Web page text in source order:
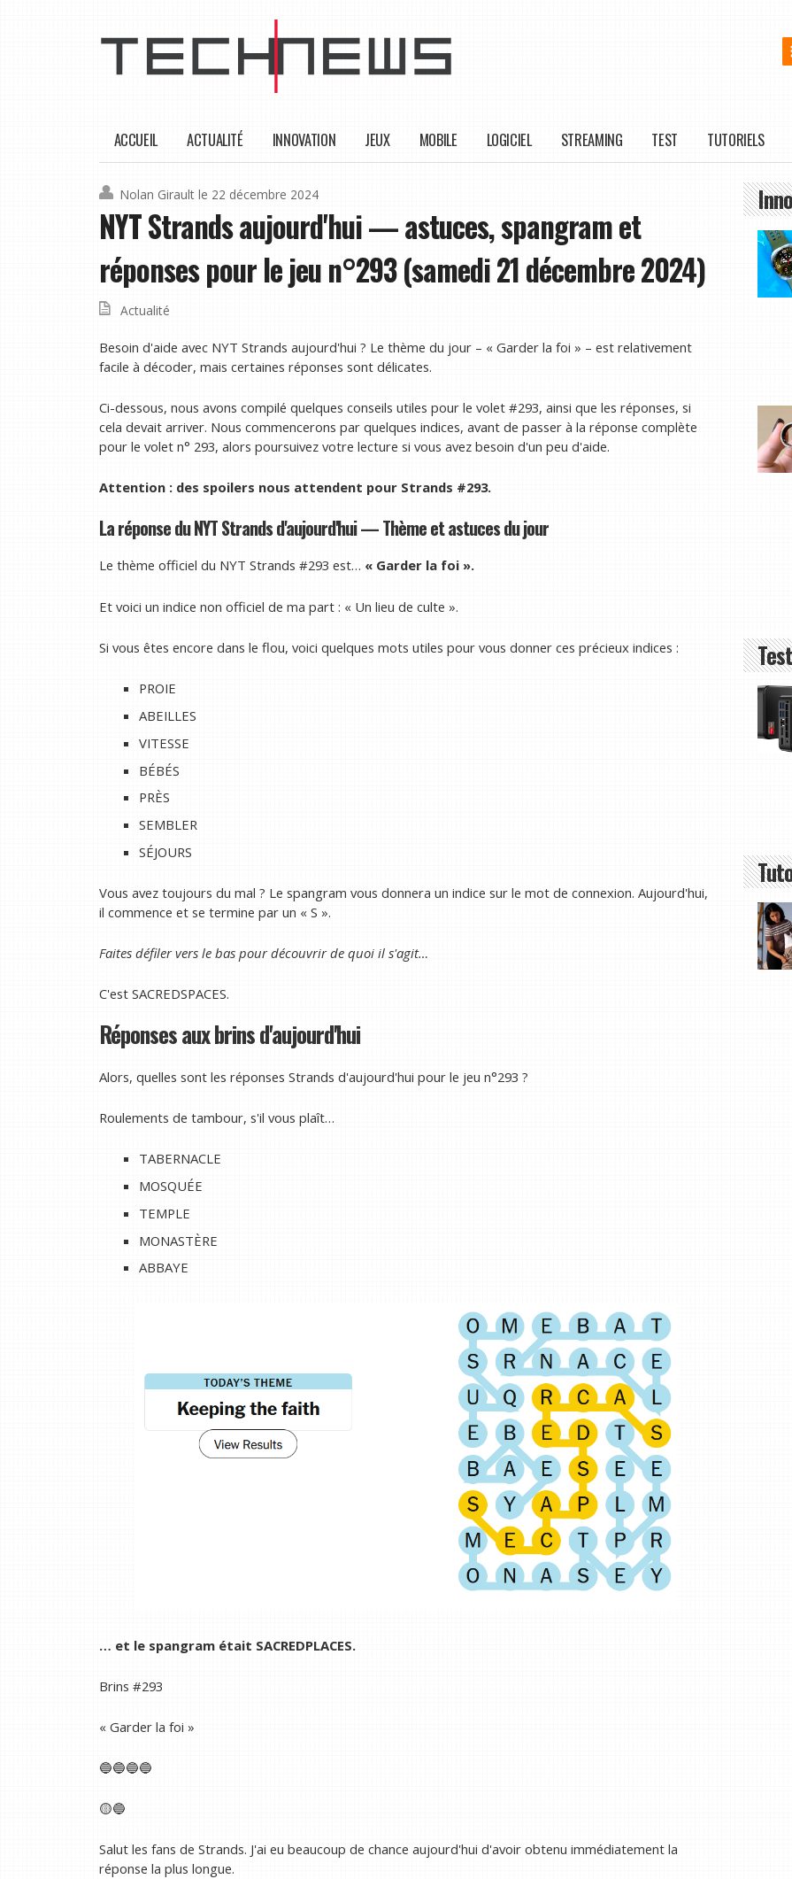
ACCUEIL ACTUALITÉ INNOVATION JEUX MOBILE LOGICIEL STREAMING TEST TUTORIELS
Nolan Girault le 22 décembre 2024
NYT Strands aujourd'hui — astuces, spangram et
réponses pour le jeu n°293 (samedi 21 décembre 2024)
Actualité
Besoin d'aide avec NYT Strands aujourd'hui ? Le thème du jour – « Garder la foi » – est relativement
facile à décoder, mais certaines réponses sont délicates.
Ci-dessous, nous avons compilé quelques conseils utiles pour le volet #293, ainsi que les réponses, si
cela devait arriver. Nous commencerons par quelques indices, avant de passer à la réponse complète
pour le volet n° 293, alors poursuivez votre lecture si vous avez besoin d'un peu d'aide.
Attention : des spoilers nous attendent pour Strands #293.
La réponse du NYT Strands d'aujourd'hui — Thème et astuces du jour
Le thème officiel du NYT Strands #293 est… « Garder la foi ».
Et voici un indice non officiel de ma part : « Un lieu de culte ».
Si vous êtes encore dans le flou, voici quelques mots utiles pour vous donner ces précieux indices :
PROIE
ABEILLES
VITESSE
BÉBÉS
PRÈS
SEMBLER
SÉJOURS
Vous avez toujours du mal ? Le spangram vous donnera un indice sur le mot de connexion. Aujourd'hui,
il commence et se termine par un « S ».
Faites défiler vers le bas pour découvrir de quoi il s'agit…
C'est SACREDSPACES.
Réponses aux brins d'aujourd'hui
Alors, quelles sont les réponses Strands d'aujourd'hui pour le jeu n°293 ?
Roulements de tambour, s'il vous plaît…
TABERNACLE
MOSQUÉE
TEMPLE
MONASTÈRE
ABBAYE
… et le spangram était SACREDPLACES.
Brins #293
« Garder la foi »
🔵🔵🔵🔵
🟡🔵
Salut les fans de Strands. J'ai eu beaucoup de chance aujourd'hui d'avoir obtenu immédiatement la
réponse la plus longue.
Test